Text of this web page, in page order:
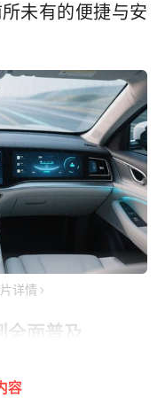
未有的便捷与安
详情
面普及
专属配置，高昂
容